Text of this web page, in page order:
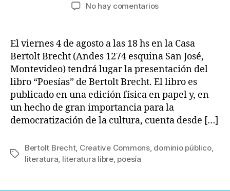
No hay comentariosen
liberación
del
libro
«Poesías»
de
Bertolt
Brecht
El viernes 4 de agosto a las 18 hs en la Casa
Bertolt Brecht (Andes 1274 esquina San José,
Montevideo) tendrá lugar la presentación del
libro “Poesías” de Bertolt Brecht. El libro es
publicado en una edición física en papel y, en
un hecho de gran importancia para la
democratización de la cultura, cuenta desde […]
Etiquetas
Bertolt Brecht, Creative Commons, dominio público,
literatura, literatura libre, poesía